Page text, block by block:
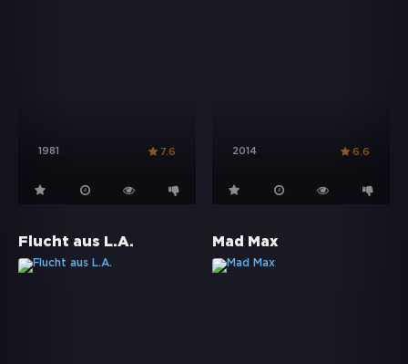
1981 7.6 2014 6.6
Flucht aus L.A. Mad Max